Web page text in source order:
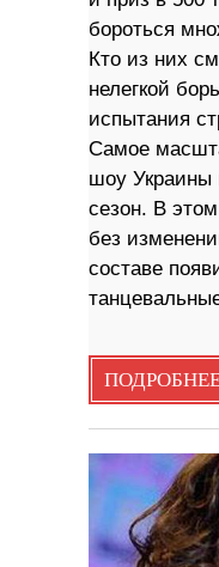
бороться
Кто из них
нелегкой
испытания
Самое
шоу Украины
сезон. В
без
составе